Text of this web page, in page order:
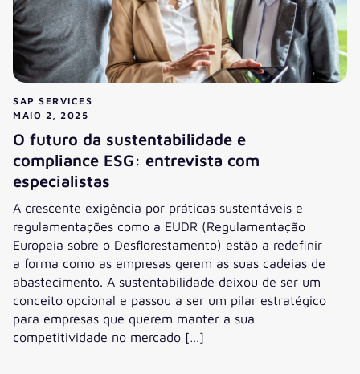
SAP SERVICES
MAIO 2, 2025
O futuro da sustentabilidade e
compliance ESG: entrevista com
especialistas
A crescente exigência por práticas sustentáveis e
regulamentações como a EUDR (Regulamentação
Europeia sobre o Desflorestamento) estão a redefinir
a forma como as empresas gerem as suas cadeias de
abastecimento. A sustentabilidade deixou de ser um
conceito opcional e passou a ser um pilar estratégico
para empresas que querem manter a sua
competitividade no mercado […]